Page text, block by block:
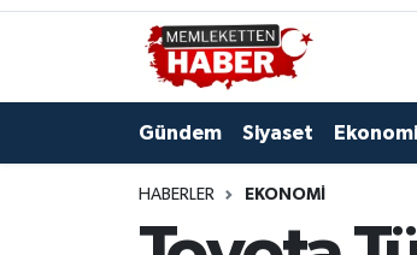
Gündem Siyaset Ekonomi
HABERLER EKONOMI